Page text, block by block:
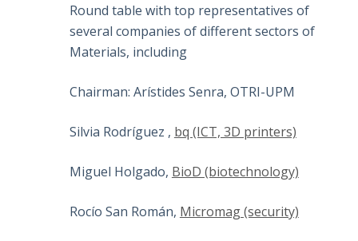
Round table with top representatives of
several companies of different sectors of
Materials, including
Chairman: Arístides Senra, OTRI-UPM
Silvia Rodríguez , bq (ICT, 3D printers)
Miguel Holgado, BioD (biotechnology)
Rocío San Román, Micromag (security)